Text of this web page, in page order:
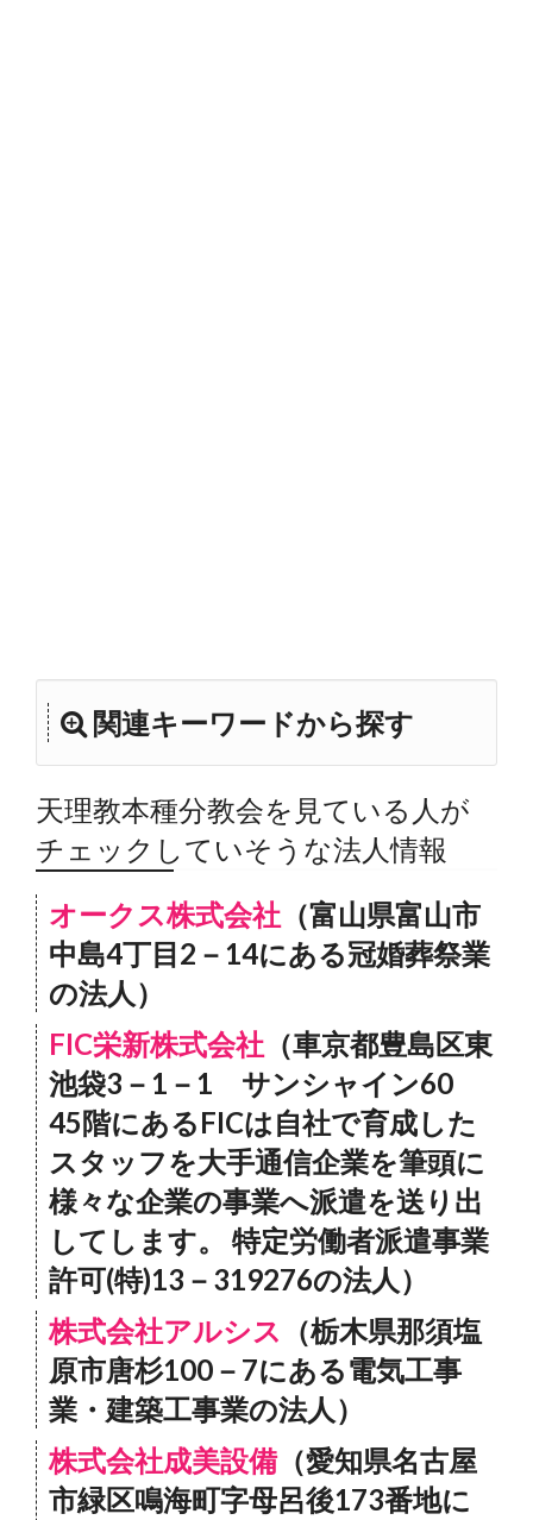
関連キーワードから探す
天理教本種分教会を見ている人が
チェックしていそうな法人情報
オークス株式会社 （富山県富山市
中島4丁目2－14にある冠婚葬祭業
の法人）
FIC栄新株式会社 （車京都豊島区東
池袋3－1－1 サンシャイン60
45階にあるFICは自社で育成した
スタッフを大手通信企業を筆頭に
様々な企業の事業へ派遣を送り出
してします。 特定労働者派遣事業
許可(特)13－319276の法人）
株式会社アルシス
（栃木県那須塩
原市唐杉100－7にある電気工事
業・建築工事業の法人）
株式会社成美設備（愛知県名古屋
市緑区鳴海町字母呂後173番地に